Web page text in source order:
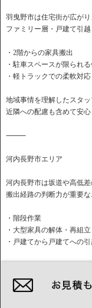
羽曳野市は住宅街が広がり
ファミリー層・戸建て引越
・2階からの家具搬出
・駐車スペースが限られ
・軽トラックでの柔軟対応
地域事情を理解したスタッ
近隣への配慮も含めて安心
⸻
河内長野市エリア
河内長野市は坂道や高低差
搬出経路の判断力が重要な
・階段作業
・大型家具の解体・再組立
・戸建てから戸建てへの引
⸻